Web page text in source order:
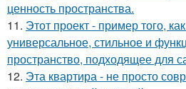
ценность пространства.
11. Этот проект - пример того,
универсальное, стильное и
пространство, подходящее для
12. Эта квартира - не просто